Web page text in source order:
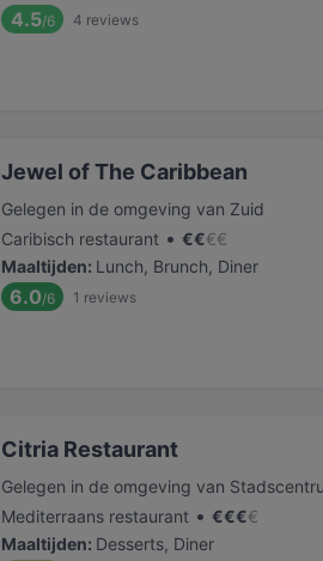
4.5/6 4 reviews
Jewel of The Caribbean
Gelegen in de omgeving van Zuid
Caribisch restaurant • €€€€
Maaltijden: Lunch, Brunch, Diner
6.0/6 1 reviews
Citria Restaurant
Gelegen in de omgeving van
Mediterraans restaurant • €€€€
Maaltijden: Desserts, Diner